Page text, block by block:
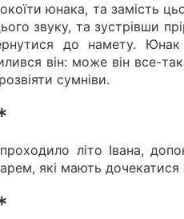
юнака, та замість
звуку, та зустрівши
до намету.
він: може він все-
сумніви.
літо Івана,
які мають дочекатися